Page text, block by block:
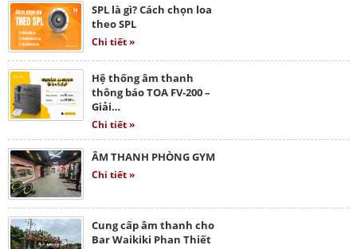
SPL là gì? Cách chọn loa
theo SPL
Chi tiết »
Hệ thống âm thanh
thông báo TOA FV-200 –
Giải…
Chi tiết »
ÂM THANH PHÒNG GYM
Chi tiết »
Cung cấp âm thanh cho
Bar Waikiki Phan Thiết